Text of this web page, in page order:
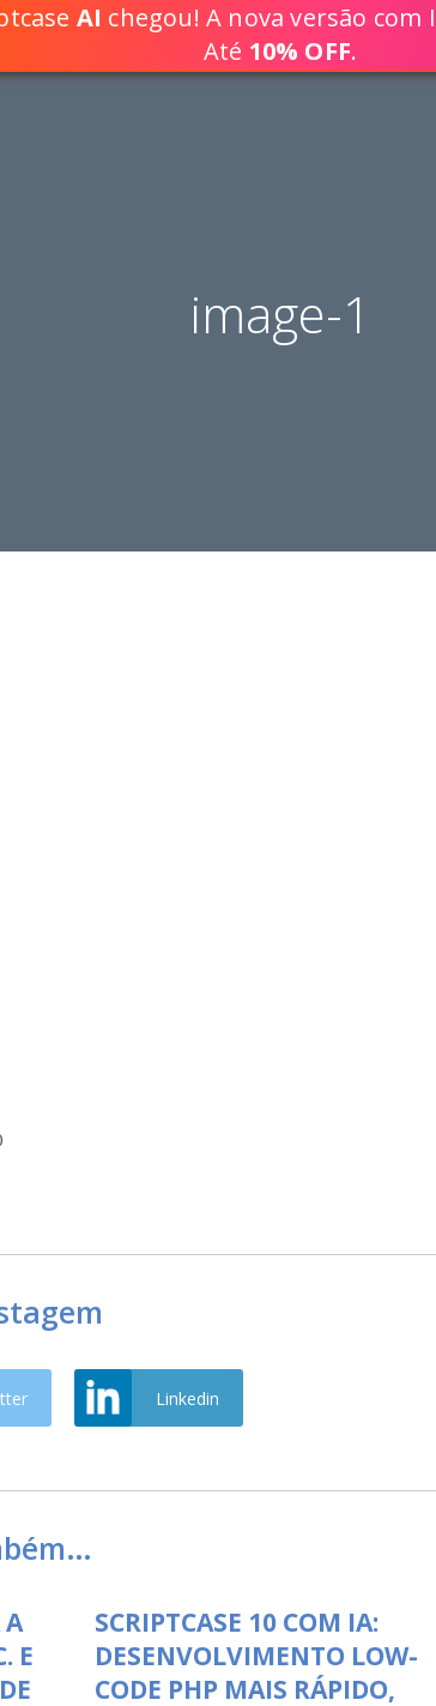
DESENVOLVA
image-1
Linkedin
A
E
SCRIPTCASE 10 COM IA:
DESENVOLVIMENTO LOW-
CODE PHP MAIS RÁPIDO,
AI chegou! A nova versão com
Até 10% OFF.